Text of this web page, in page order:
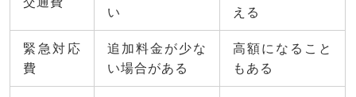
い
える
緊急対応
費
追加料金が少な
い場合がある
高額になること
もある